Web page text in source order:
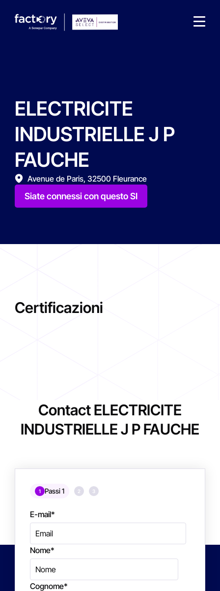
Che cosa sta cercando ?
ELECTRICITE
INDUSTRIELLE J P
FAUCHE
Avenue de Paris, 32500 Fleurance
Siate connessi con questo SI
Certificazioni
Contact ELECTRICITE
INDUSTRIELLE J P FAUCHE
1 Passi 1 2 3
E-mail*
Nome*
Cognome*